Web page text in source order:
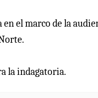
el marco de la
la indagatoria.